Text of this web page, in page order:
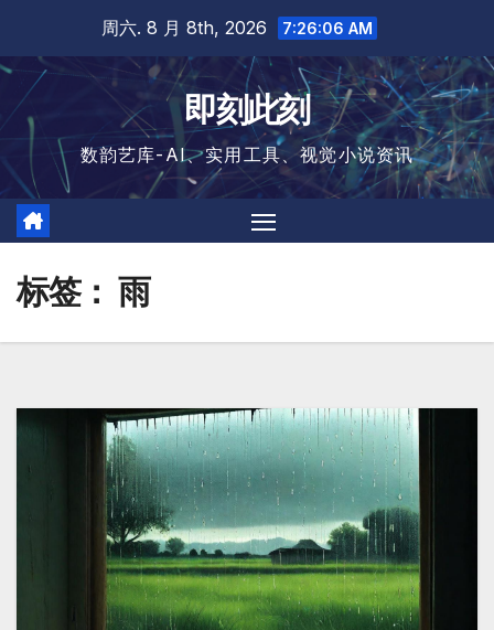
容
周六. 8 月 8th, 2026 7:26:07 AM
即刻此刻
数韵艺库-AI、实用工具、视觉小说资讯
标签： 雨